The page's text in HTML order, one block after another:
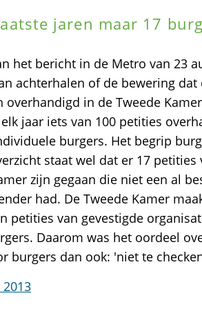
jaren maar 17
het bericht in de Metro van 23
achterhalen of de bewering dat
in de Tweede
jaar iets van 100 petities
burgers. Het begrip
staat wel dat er 17 petities
zijn gegaan die niet een al
had. De Tweede Kamer
petities van gevestigde
Daarom was het oordeel
burgers dan ook: 'niet te